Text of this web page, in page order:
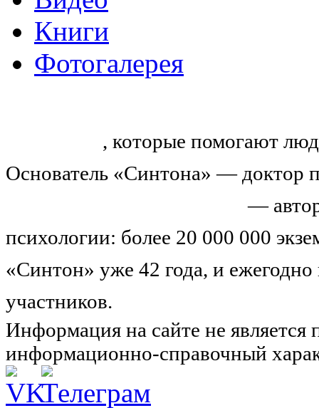
Книги
Фотогалерея
, которые помогают
Основатель «Синтона» — доктор
—
психологии: более 20 000 000
«Синтон» уже 42 года, и
участников.
Информация на сайте не
информационно-справочный